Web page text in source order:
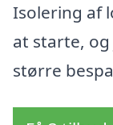
Isolering af
at starte,
større